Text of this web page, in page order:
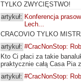
TYLKO ZWYCIĘSTWO!
artykuł: Konferencja
Lech...
CRACOVIO TYLKO
artykuł: #CracNonStop:
Kto Ci płaci za takie
praktycznie całą Casa Pia
artykuł: #CracNonStop: